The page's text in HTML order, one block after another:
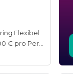
Flexibel